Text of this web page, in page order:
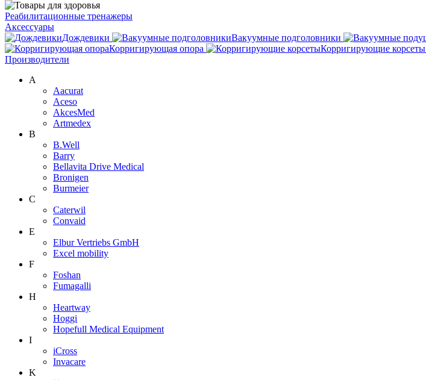
Реабилитационные тренажеры
Аксессуары
Дождевики
Вакуумные подголовники
Корригирующая опора
Корригирующие корсеты
Производители
A
Aacurat
Aceso
AkcesMed
Artmedex
B
B.Well
Barry
Bellavita Drive Medical
Bronigen
Burmeier
C
Caterwil
Convaid
E
Elbur Vertriebs GmbH
Excel mobility
F
Foshan
Fumagalli
H
Heartway
Hoggi
Hopefull Medical Equipment
I
iCross
Invacare
K